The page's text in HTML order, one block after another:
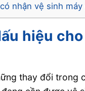
nhận vệ sinh
hiệu
thay đổi trong